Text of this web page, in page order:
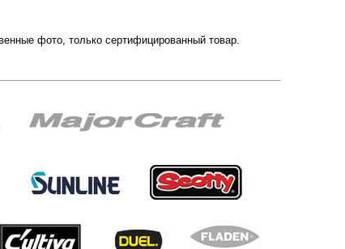
фото, только сертифицированный товар.